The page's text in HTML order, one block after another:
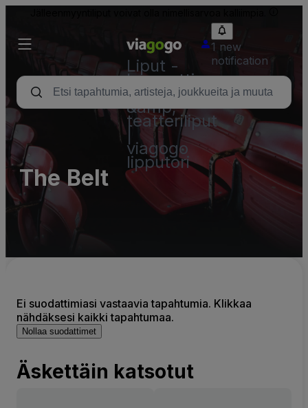
Liput -
konsertti,
urheilu
&amp;
teatteriliput
viagogo
lipputori
1 new
notification
The Belt
Ei suodattimiasi vastaavia tapahtumia. Klikkaa
nähdäksesi kaikki tapahtumaa.
Nollaa suodattimet
Äskettäin katsotut